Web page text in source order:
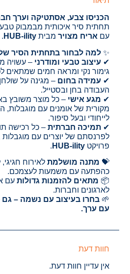
הכניסו צבע, אסתטיקה וערך
תחתית סיר איכותית מבמבוק
עם אריח מצויר מביתHUB-ility
.
✨למה לבחור בתחתית הסיר
✔ עיצוב טבעי ומודרני – עשויה
גימור נקי ומראה חמים שמתאים
✔ עמידה בחום – מגינה על
העבודה בחן ובסטייל.
✔ מגע אישי – כל מוצר משובץ
מקורית של אומנים עם מוגבלות,
לייחודי ובעל סיפור.
✔תמיכה חברתית – כל רכישה
לפרנסתם של יוצרים עם
פרויקטHUB-ility
.
💝 מתנה מושלמת לאירוח
כהפתעה עם משמעות לעצמכם.
📦 מתאים להזמנות גדולות עם
לארגונים וחברות.
🌱בחרו בעיצוב עם נשמה – גם
עם ערך.
חוות דעת
אין עדיין חוות דעת.